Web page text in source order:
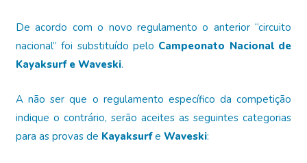
De acordo com o novo regulamento o anterior “circuito
nacional” foi substituído pelo Campeonato Nacional de
Kayaksurf e Waveski.
A não ser que o regulamento específico da competição
indique o contrário, serão aceites as seguintes categorias
para as provas de KayaksurfeWaveski: